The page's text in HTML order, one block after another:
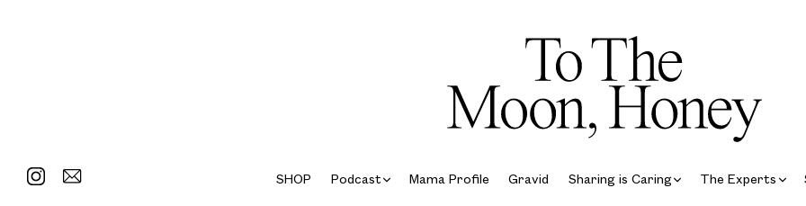
SHOP Podcast Mama Profile Gravid Sharing is Caring The Experts